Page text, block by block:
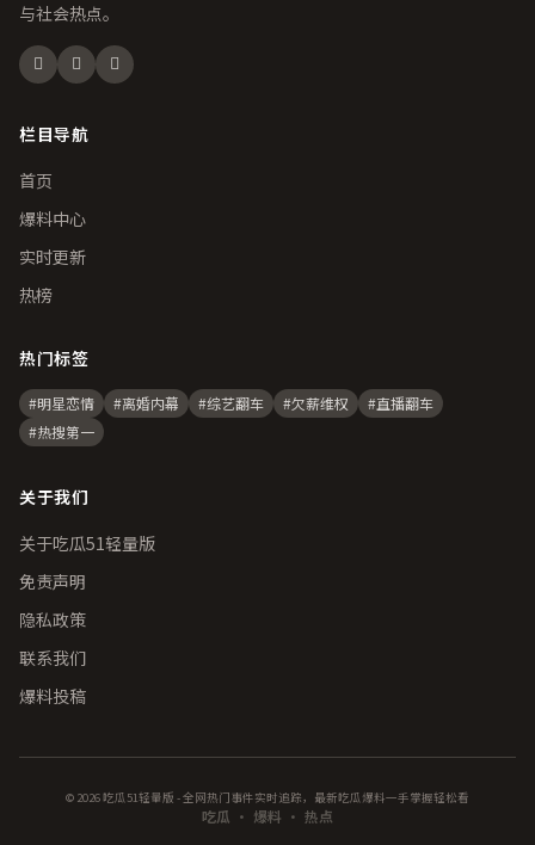
与社会热点。
栏目导航
首页
爆料中心
实时更新
热榜
热门标签
#明星恋情 #离婚内幕 #综艺翻车 #欠薪维权
#直播翻车
#热搜第一
关于我们
关于吃瓜51轻量版
免责声明
隐私政策
联系我们
爆料投稿
© 2026 吃瓜51轻量版 - 全网热门事件实时追踪，最新吃瓜爆料一手掌握轻松看
吃瓜 · 爆料 · 热点